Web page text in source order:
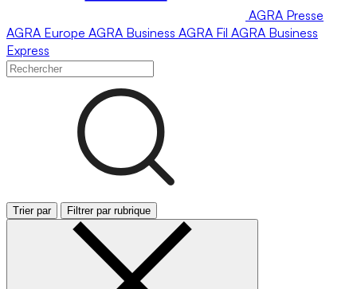
AGRA Presse
AGRA Europe AGRA Business AGRA Fil AGRA Business
Express
Trier par Filtrer par rubrique